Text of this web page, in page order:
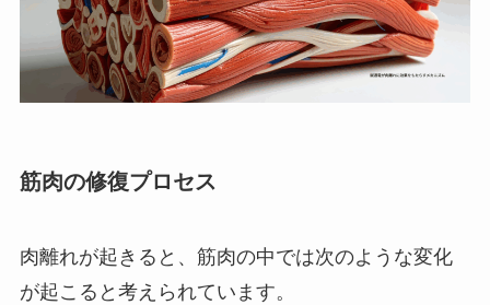
筋肉の修復プロセス
肉離れが起きると、筋肉の中では次のような変化
が起こると考えられています。